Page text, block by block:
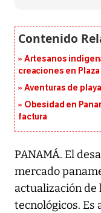
Artesanos
creaciones en
Aventuras de
Obesidad en
factura
PANAMÁ. El
mercado
actualización de
tecnológicos. Es